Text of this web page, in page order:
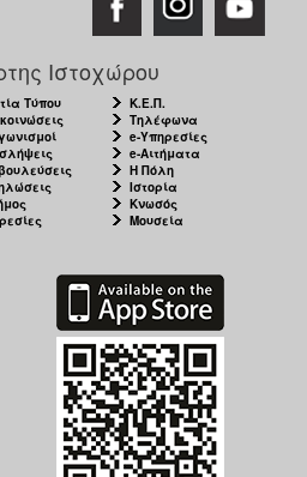
Ιστοχώρου
Τύπου
Κ.Ε.Π.
Τηλέφωνα
e-Υπηρεσίες
e-Αιτήματα
Η Πόλη
Ιστορία
Κνωσός
Μουσεία